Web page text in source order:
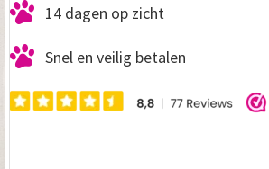
e
x
14 dagen op zicht
Snel en veilig betalen